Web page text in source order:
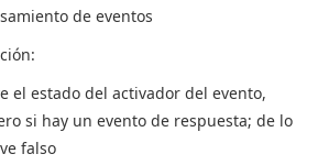
de eventos
el estado del activador del evento,
si hay un evento de respuesta; de lo
falso